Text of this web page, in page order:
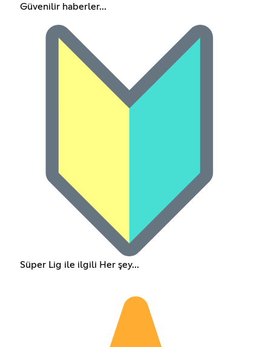
Güvenilir haberler...
Süper Lig ile ilgili Her şey...